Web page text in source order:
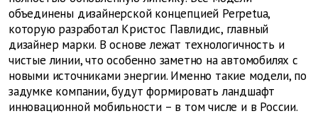
объединены дизайнерской концепцией Perpetua,
которую разработал Кристос Павлидис, главный
дизайнер марки. В основе лежат технологичность и
чистые линии, что особенно заметно на автомобилях с
новыми источниками энергии. Именно такие модели, по
задумке компании, будут формировать ландшафт
инновационной мобильности – в том числе и в России.